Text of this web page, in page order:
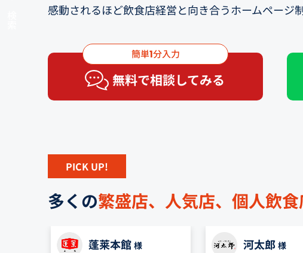
感動されるほど飲食店経営と向き合うホームページ
簡単1分入力
無料で相談してみる
PICK UP!
多くの繁盛店、人気店、個人飲食
蓬莱本館様 河太郎様